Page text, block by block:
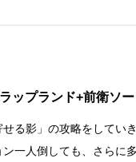
ップランド+前衛ソ
る影」の攻略をしてい
一人倒しても、さらに